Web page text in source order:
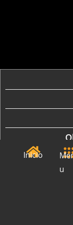
Inicio
u